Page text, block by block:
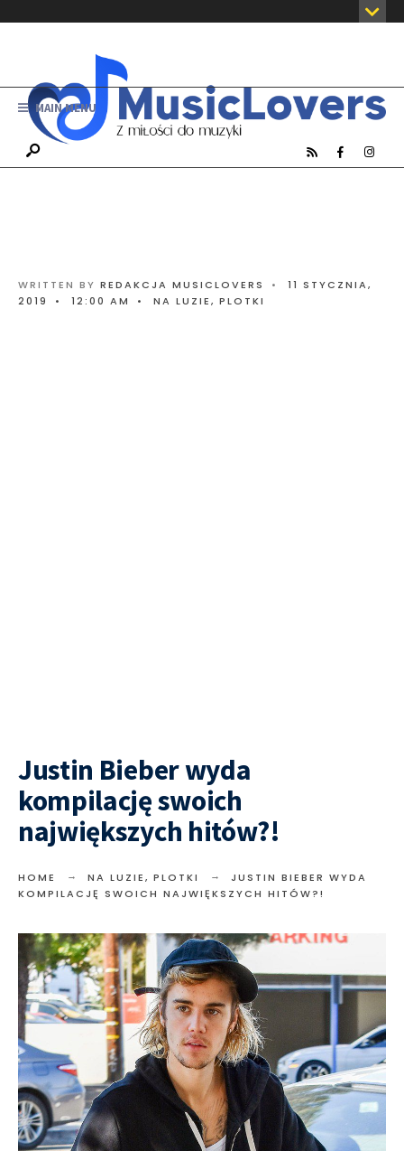
MAIN MENU
WRITTEN BY REDAKCJA MUSICLOVERS •
11 STYCZNIA,
2019
• 12:00 AM • NA LUZIE, PLOTKI
Justin Bieber wyda
kompilację swoich
największych hitów?!
HOME NA LUZIE, PLOTKI
JUSTIN BIEBER WYDA
KOMPILACJĘ SWOICH NAJWIĘKSZYCH HITÓW?!